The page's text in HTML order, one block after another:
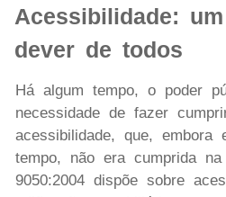
Acessibilidade:
dever de todos
Há algum tempo, o poder
necessidade de fazer
acessibilidade, que, embora
tempo, não era cumprida
9050:2004 dispõe sobre